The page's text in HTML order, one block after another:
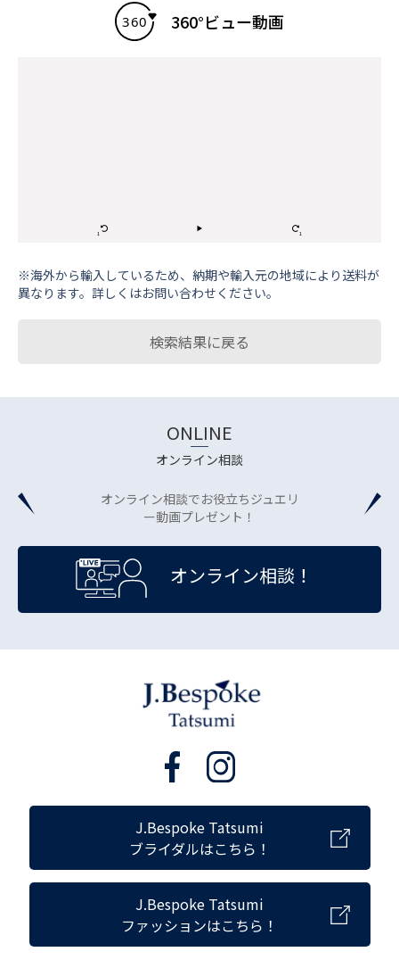
360°ビュー動画
※海外から輸⼊しているため、納期や輸⼊元の地域により送料が
異なります。詳しくはお問い合わせください。
検索結果に戻る
ONLINE
オンライン相談
オンライン相談でお役立ちジュエリ
ー動画プレゼント！
オンライン相談！
J.Bespoke Tatsumi
ブライダルはこちら！
J.Bespoke Tatsumi
ファッションはこちら！